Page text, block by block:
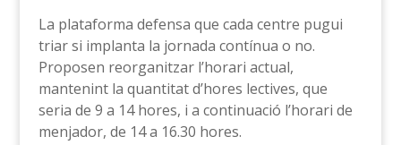
La plataforma defensa que cada centre pugui
triar si implanta la jornada contínua o no.
Proposen reorganitzar l’horari actual,
mantenint la quantitat d’hores lectives, que
seria de 9 a 14 hores, i a continuació l’horari de
menjador, de 14 a 16.30 hores.